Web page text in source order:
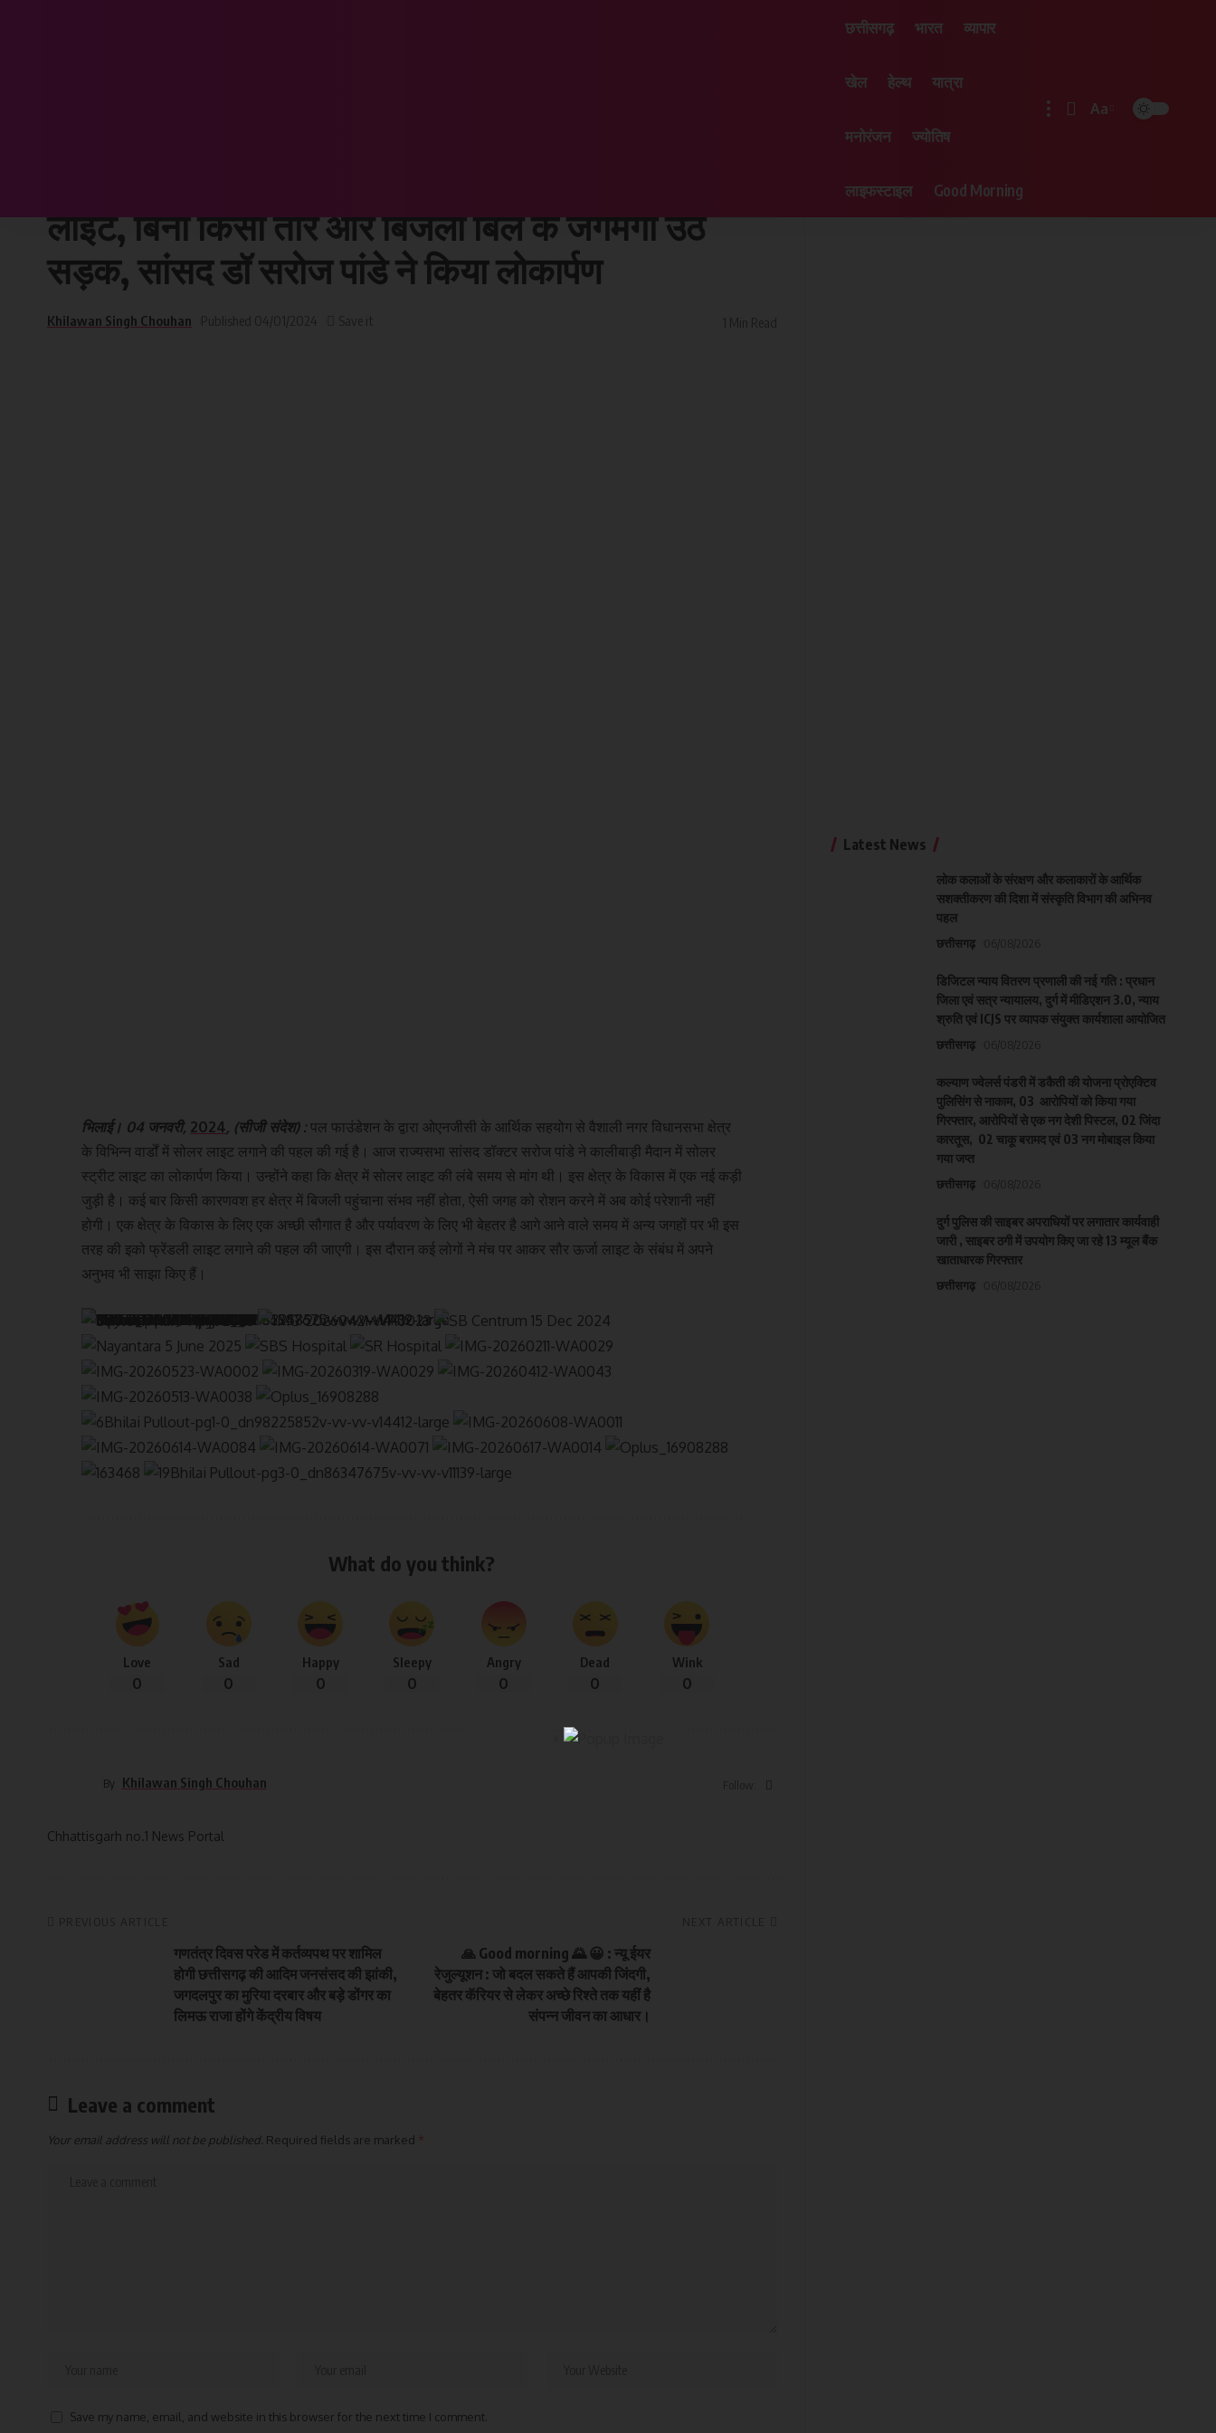
छत्तीसगढ़ भारत व्यापार
खेल हेल्थ यात्रा
मनोरंजन ज्योतिष
लाइफस्टाइल Good Morning
Aa
लाइट, बिना किसी तार और बिजली बिल के जगमगा उठे
सड़क, सांसद डॉ सरोज पांडे ने किया लोकार्पण
Khilawan Singh Chouhan
भिलाई। 04 जनवरी, 2024, (सीजी संदेश) : पल फाउंडेशन के द्वारा ओएनजीसी के आर्थिक सहयोग से वैशाली नगर विधानसभा क्षेत्र
के विभिन्न वार्डों में सोलर लाइट लगाने की पहल की गई है। आज राज्यसभा सांसद डॉक्टर सरोज पांडे ने कालीबाड़ी मैदान में सोलर
स्ट्रीट लाइट का लोकार्पण किया। उन्होंने कहा कि क्षेत्र में सोलर लाइट की लंबे समय से मांग थी। इस क्षेत्र के विकास में एक नई कड़ी
जुड़ी है। कई बार किसी कारणवश हर क्षेत्र में बिजली पहुंचाना संभव नहीं होता, ऐसी जगह को रोशन करने में अब कोई परेशानी नहीं
होगी। एक क्षेत्र के विकास के लिए एक अच्छी सौगात है और पर्यावरण के लिए भी बेहतर है आगे आने वाले समय में अन्य जगहों पर भी इस
तरह की इको फ्रेंडली लाइट लगाने की पहल की जाएगी। इस दौरान कई लोगों ने मंच पर आकर सौर ऊर्जा लाइट के संबंध में अपने
अनुभव भी साझा किए हैं।
What do you think?
Love
0
Sad
0
Happy
0
Sleepy
0
Angry
0
Dead
0
Wink
0
By Khilawan Singh Chouhan
Chhattisgarh no.1 News Portal
गणतंत्र दिवस परेड में कर्तव्यपथ पर शामिल
होगी छत्तीसगढ़ की आदिम जनसंसद की झांकी,
जगदलपुर का मुरिया दरबार और बड़े डोंगर का
लिमऊ राजा होंगे केंद्रीय विषय
🙏 Good morning 🌄 😀 : न्यू ईयर
रेजुल्यूशन : जो बदल सकते हैं आपकी जिंदगी,
बेहतर कॅरियर से लेकर अच्छे रिश्ते तक यहीं है
संपन्न जीवन का आधार।
Leave a comment
Your email address will not be published. Required fields are marked *
Save my name, email, and website in this browser for the next time I comment.
Latest News
लोक कलाओं के संरक्षण और कलाकारों के आर्थिक
सशक्तीकरण की दिशा में संस्कृति विभाग की अभिनव
पहल
छत्तीसगढ़
डिजिटल न्याय वितरण प्रणाली की नई गति : प्रधान
जिला एवं सत्र न्यायालय, दुर्ग में मीडिएशन 3.0, न्याय
श्रुति एवं ICJS पर व्यापक संयुक्त कार्यशाला आयोजित
छत्तीसगढ़
कल्याण ज्वेलर्स पंडरी में डकैती की योजना प्रोएक्टिव
पुलिसिंग से नाकाम, 03 आरोपियों को किया गया
गिरफ्तार, आरोपियों से एक नग देशी पिस्टल, 02 जिंदा
कारतूस, 02 चाकू बरामद एवं 03 नग मोबाइल किया
गया जप्त
छत्तीसगढ़
दुर्ग पुलिस की साइबर अपराधियों पर लगातार कार्यवाही
जारी , साइबर ठगी में उपयोग किए जा रहे 13 म्यूल बैंक
खाताधारक गिरफ्तार
छत्तीसगढ़